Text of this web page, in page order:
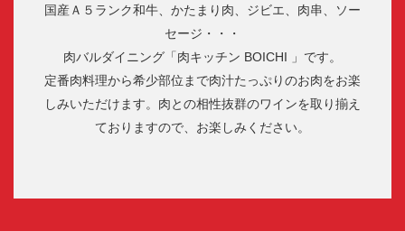
国産Ａ５ランク和牛、かたまり肉、ジビエ、肉串、ソー
セージ・・・
肉バルダイニング「肉キッチン BOICHI 」です。
定番肉料理から希少部位まで肉汁たっぷりのお肉をお楽
しみいただけます。肉との相性抜群のワインを取り揃え
ておりますので、お楽しみください。